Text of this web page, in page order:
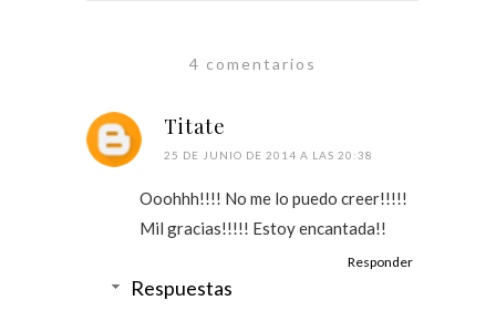
4 comentarios
Titate
25 DE JUNIO DE 2014 A LAS 20:38
Ooohhh!!!! No me lo puedo creer!!!!!
Mil gracias!!!!! Estoy encantada!!
Responder
Respuestas